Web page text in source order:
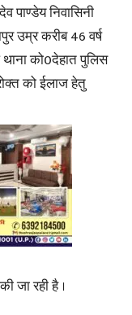
पाण्डेय निवासिनी
उम्र करीब 46 वर्ष
को0देहात पुलिस
को ईलाज हेतु
जा रही है ।